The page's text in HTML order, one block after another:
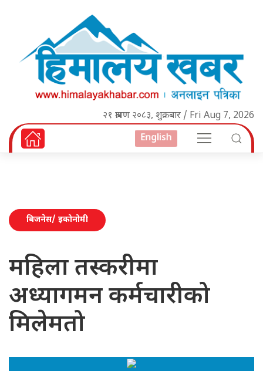
२१ श्रावण २०८३, शुक्रबार / Fri Aug 7, 2026
English
बिजनेस/ इकोनोमी
महिला तस्करीमा
अध्यागमन कर्मचारीको
मिलेमतो